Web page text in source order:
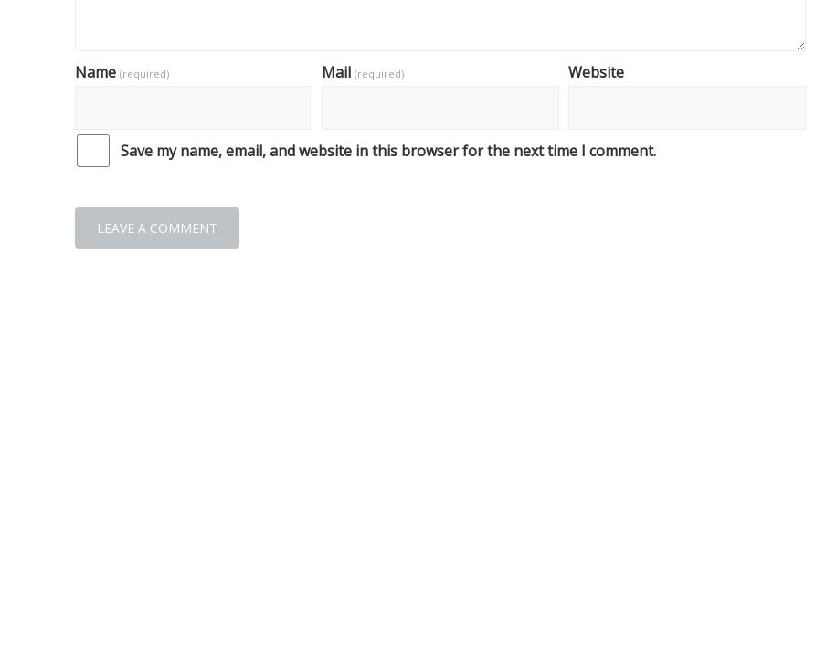
Name (required) Mail (required) Website
Save my name, email, and website in this browser for the next time I comment.